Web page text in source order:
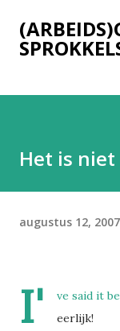
Het is niet
augustus 12, 2007
I'
ve said it
eerlijk!